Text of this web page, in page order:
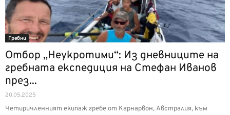
Гребни
Отбор „Неукротими“: Из дневниците на
гребната експедиция на Стефан Иванов
през...
20.05.2025
Четиричленният екипаж гребе от Карнарвон, Австралия, към